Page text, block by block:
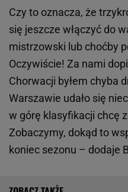
Czy to oznacza, że
się jeszcze włączyć do
mistrzowski lub choćby
Oczywiście! Za nami
Chorwacji byłem chyba
Warszawie udało się
w górę klasyfikacji chcę
Zobaczymy, dokąd to
koniec sezonu – dodaje